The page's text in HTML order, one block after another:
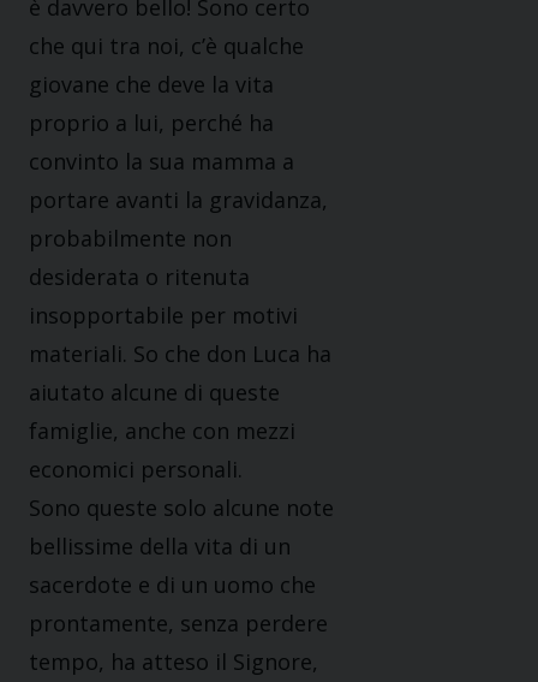
è davvero bello! Sono certo
che qui tra noi, c’è qualche
giovane che deve la vita
proprio a lui, perché ha
convinto la sua mamma a
portare avanti la gravidanza,
probabilmente non
desiderata o ritenuta
insopportabile per motivi
materiali. So che don Luca ha
aiutato alcune di queste
famiglie, anche con mezzi
economici personali.
Sono queste solo alcune note
bellissime della vita di un
sacerdote e di un uomo che
prontamente, senza perdere
tempo, ha atteso il Signore,